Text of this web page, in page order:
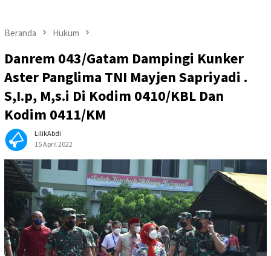
Beranda Hukum
Danrem 043/Gatam Dampingi Kunker
Aster Panglima TNI Mayjen Sapriyadi .
S,I.p, M,s.i Di Kodim 0410/KBL Dan
Kodim 0411/KM
LilikAbdi
15 April 2022